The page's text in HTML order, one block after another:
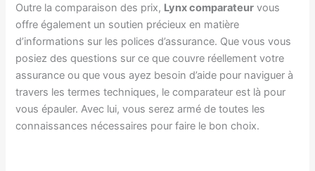
Outre la comparaison des prix, Lynx comparateur vous
offre également un soutien précieux en matière
d’informations sur les polices d’assurance. Que vous vous
posiez des questions sur ce que couvre réellement votre
assurance ou que vous ayez besoin d’aide pour naviguer à
travers les termes techniques, le comparateur est là pour
vous épauler. Avec lui, vous serez armé de toutes les
connaissances nécessaires pour faire le bon choix.